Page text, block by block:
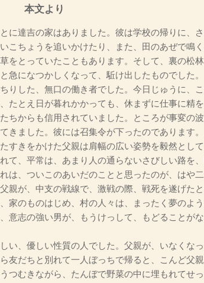
本文より
に達吉の家はありました。彼は学校の帰りに、
こちょうを追いかけたり、また、田のあぜで鳴く
をとっていたこともあります。そして、裏の松
急になつかしくなって、駈け出したものでした。
りした、無口の働き者でした。今日じゅうに、
たとえ日が暮れかかっても、休まずに仕事に精
ちからも信用されていました。ところが事変の波
きました。彼には召集令が下ったのであります
すきをかけた父親は肩幅の広い姿勢を毅然とし
て、平常は、あまり人の通らないさびしい路を
は、ついこのあいだのことと思ったのが、はや
親が、中支の戦線で、激戦の際、戦死を遂げたと
家のものはじめ、村の人々は、まったく夢のよ
意志の強い男が、もうけっして、もどることが
い、優しい性質の人でした。父親が、いなくな
友だちと別れて一人ぼっちで帰ると、こんど父
つむきながら、たんぼで野菜の中に埋もれてせ